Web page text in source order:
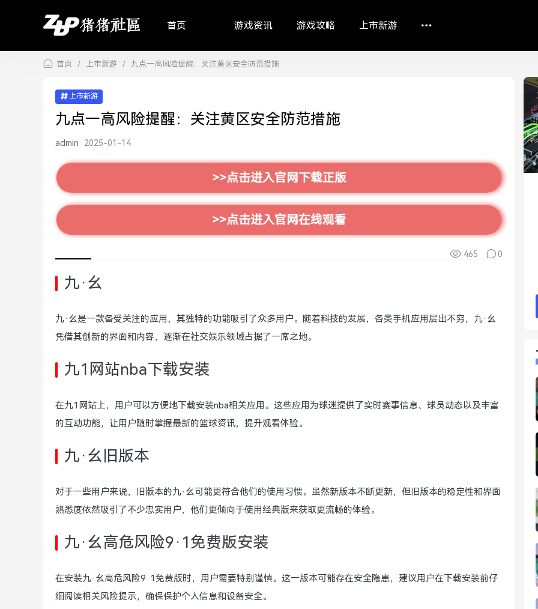
首页 游戏资讯 游戏攻略 上市新游
首页 / 上市新游 / 九点一高风险提醒：关注黄区安全防范措施
上市新游
九点一高风险提醒：关注黄区安全防范措施
admin 2025-01-14
>>点击进入官网下载正版
>>点击进入官网在线观看
465 0
九·幺
九·幺是一款备受关注的应用，其独特的功能吸引了众多用户。随着科技的发展，各类手机应用层出不穷，九·幺
凭借其创新的界面和内容，逐渐在社交娱乐领域占据了一席之地。
九1网站nba下载安装
在九1网站上，用户可以方便地下载安装nba相关应用。这些应用为球迷提供了实时赛事信息、球员动态以及丰富
的互动功能，让用户随时掌握最新的篮球资讯，提升观看体验。
九·幺旧版本
对于一些用户来说，旧版本的九·幺可能更符合他们的使用习惯。虽然新版本不断更新，但旧版本的稳定性和界面
熟悉度依然吸引了不少忠实用户，他们更倾向于使用经典版来获取更流畅的体验。
九·幺高危风险9·1免费版安装
在安装九·幺高危风险9·1免费版时，用户需要特别谨慎。这一版本可能存在安全隐患，建议用户在下载安装前仔
细阅读相关风险提示，确保保护个人信息和设备安全。